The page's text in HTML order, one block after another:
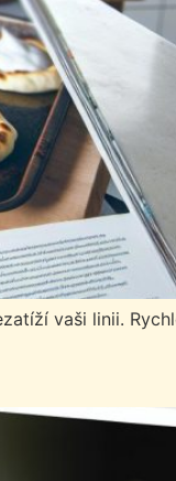
vaši linii.